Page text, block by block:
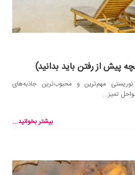
پیش از رفتن باید بدانید)
توریستی مهم‌ترین و محبوب‌ترین جاذبه‌های
تمیز...
بیشتر بخوانید...